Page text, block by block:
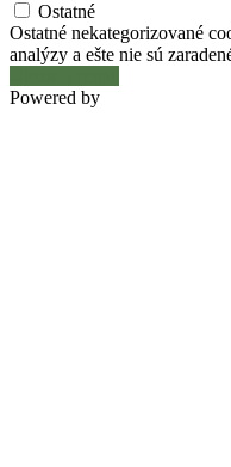
Ostatné
Ostatné nekategorizované
analýzy a ešte nie sú
Powered by